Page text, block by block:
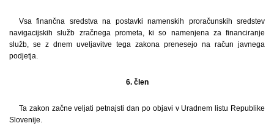
Vsa finančna sredstva na postavki namenskih proračunskih sredstev
navigacijskih služb zračnega prometa, ki so namenjena za financiranje
služb, se z dnem uveljavitve tega zakona prenesejo na račun javnega
podjetja.
6. člen
Ta zakon začne veljati petnajsti dan po objavi v Uradnem listu Republike
Slovenije.